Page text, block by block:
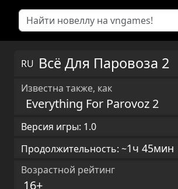
RU Всё Для Паровоза 2
Известна также, как
Everything For Parovoz 2
Версия игры: 1.0
Продолжительность: ~1ч 45мин
Возрастной рейтинг
16+